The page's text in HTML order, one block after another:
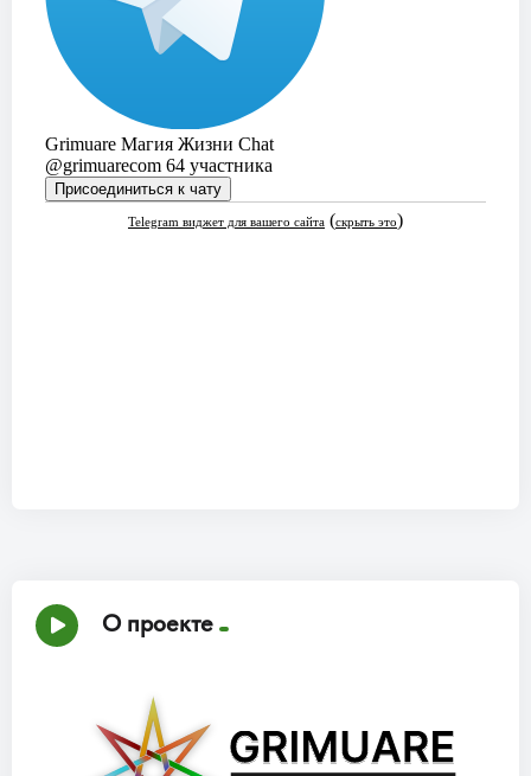
О проекте